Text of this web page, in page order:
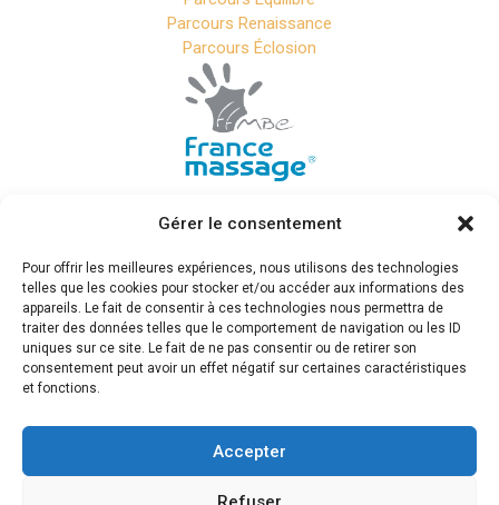
Gérer le consentement
Pour offrir les meilleures expériences, nous utilisons des technologies
telles que les cookies pour stocker et/ou accéder aux informations des
appareils. Le fait de consentir à ces technologies nous permettra de
traiter des données telles que le comportement de navigation ou les ID
uniques sur ce site. Le fait de ne pas consentir ou de retirer son
consentement peut avoir un effet négatif sur certaines caractéristiques
et fonctions.
Accepter
Parcours Renaissance
Parcours Éclosion
Cabestany
7 impasse Josep Sebastia Pons 66330 Cabestany
07 66 45 54 58
Sur réservation du lundi au dimanche
RÉSERVER EN LIGNE